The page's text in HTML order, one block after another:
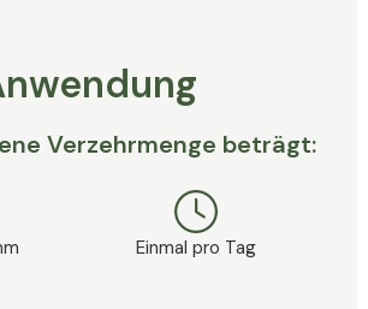
Verzehrmenge beträgt:
Einmal pro Tag